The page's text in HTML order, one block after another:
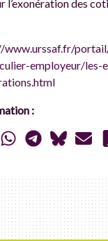
l’exonération des
www.urssaf.fr/
employeur/les-
: